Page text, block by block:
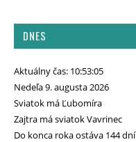
DNES
Aktuálny čas: 10:53:05
Nedeľa 9. augusta 2026
Sviatok má Ľubomíra
Zajtra má sviatok Vavrinec
Do konca roka ostáva 144 dní